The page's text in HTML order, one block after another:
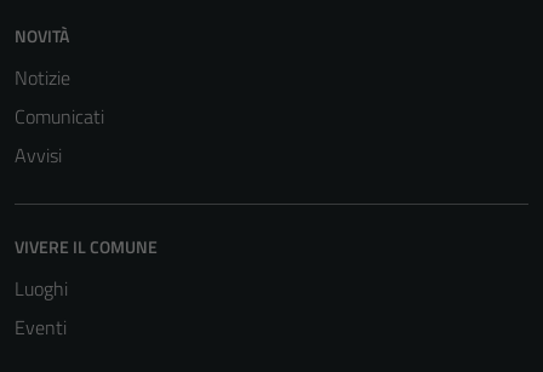
NOVITÀ
Notizie
Comunicati
Avvisi
VIVERE IL COMUNE
Luoghi
Eventi